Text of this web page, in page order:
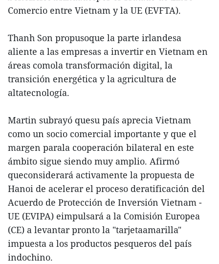
Comercio entre Vietnam y la UE (EVFTA).
Thanh Son propusoque la parte irlandesa
aliente a las empresas a invertir en Vietnam en
áreas comola transformación digital, la
transición energética y la agricultura de
altatecnología.
Martin subrayó quesu país aprecia Vietnam
como un socio comercial importante y que el
margen parala cooperación bilateral en este
ámbito sigue siendo muy amplio. Afirmó
queconsiderará activamente la propuesta de
Hanoi de acelerar el proceso deratificación del
Acuerdo de Protección de Inversión Vietnam -
UE (EVIPA) eimpulsará a la Comisión Europea
(CE) a levantar pronto la "tarjetaamarilla"
impuesta a los productos pesqueros del país
indochino.